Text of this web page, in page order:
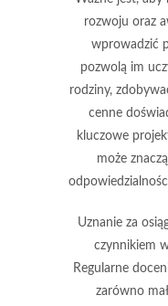
rozwoju oraz
wprowadzić
pozwolą im
rodziny,
cenne
kluczowe
może
Uznanie za
czynnikiem
Regularne
zarówno